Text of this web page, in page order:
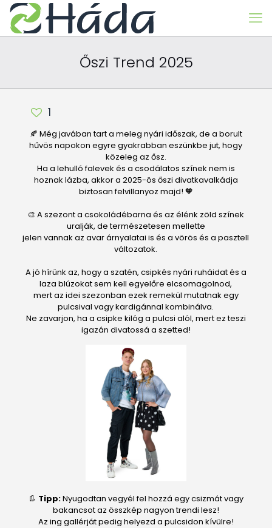
Őszi Trend 2025
1
🍂 Még javában tart a meleg nyári időszak, de a borult
hűvös napokon egyre gyakrabban eszünkbe jut, hogy
közeleg az ősz.
Ha a lehulló falevek és a csodálatos színek nem is
hoznak lázba, akkor a 2025-ös őszi divatkavalkádja
biztosan felvillanyoz majd! 🧡
🎨 A szezont a csokoládébarna és az élénk zöld színek
uralják, de természetesen mellette
jelen vannak az avar árnyalatai is és a vörös és a pasztell
változatok.
A jó hírünk az, hogy a szatén, csipkés nyári ruháidat és a
laza blúzokat sem kell egyelőre elcsomagolnod,
mert az idei szezonban ezek remekül mutatnak egy
pulcsival vagy kardigánnal kombinálva.
Ne zavarjon, ha a csipke kilóg a pulcsi alól, mert ez teszi
igazán divatossá a szetted!
👢 Tipp:Nyugodtan vegyél fel hozzá egy csizmát vagy
bakancsot az összkép nagyon trendi lesz!
Az ing gallérját pedig helyezd a pulcsidon kívülre!